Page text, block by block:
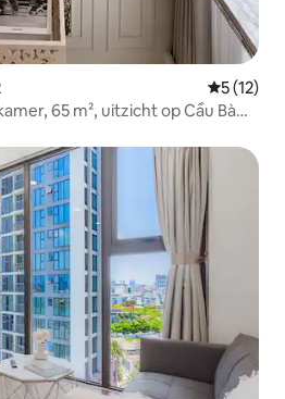
5 (12)
65 m², uitzicht op Cầu Bà